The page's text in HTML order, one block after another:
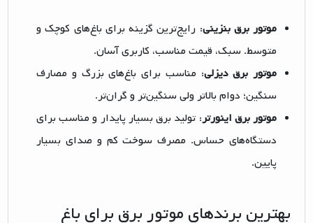
موتور برق بنزینی: رایج‌ترین گزینه برای باغ‌های کوچک و
متوسط. سبک، قیمت مناسب، کاربری آسان.
موتور برق دیزلی: مناسب برای باغ‌های بزرگ و مصارف
سنگین؛ دوام بالاتر ولی سنگین‌تر و گران‌تر.
موتور برق اینورتر: تولید برق بسیار پایدار و مناسب برای
دستگاه‌های حساس. مصرف سوخت کم و صدای بسیار
پایین.
بهترین برندهای موتور برق برای باغ